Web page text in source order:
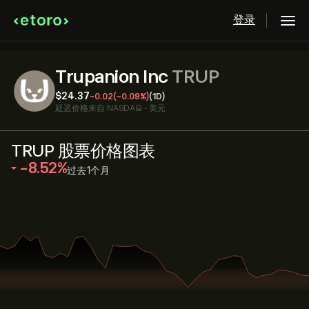
登录
Trupanion Inc TRUP
‎$‎24.37-0.02(-0.08%)(1D)
延迟价格来自 NASDAQ • 美元
TRUP 股票价格图表
‎-8.52‎ 过去1个月